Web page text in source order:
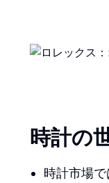
時計の
時計市場